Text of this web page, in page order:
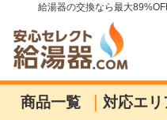
給湯器の交換なら最大
商品一覧 | 対応エリ